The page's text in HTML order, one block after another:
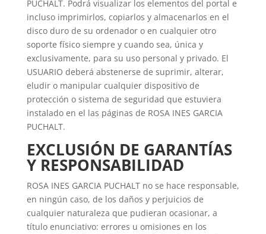
PUCHALT. Podrá visualizar los elementos del portal e
incluso imprimirlos, copiarlos y almacenarlos en el
disco duro de su ordenador o en cualquier otro
soporte físico siempre y cuando sea, única y
exclusivamente, para su uso personal y privado. El
USUARIO deberá abstenerse de suprimir, alterar,
eludir o manipular cualquier dispositivo de
protección o sistema de seguridad que estuviera
instalado en el las páginas de ROSA INES GARCIA
PUCHALT.
EXCLUSIÓN DE GARANTÍAS
Y RESPONSABILIDAD
ROSA INES GARCIA PUCHALT no se hace responsable,
en ningún caso, de los daños y perjuicios de
cualquier naturaleza que pudieran ocasionar, a
título enunciativo: errores u omisiones en los